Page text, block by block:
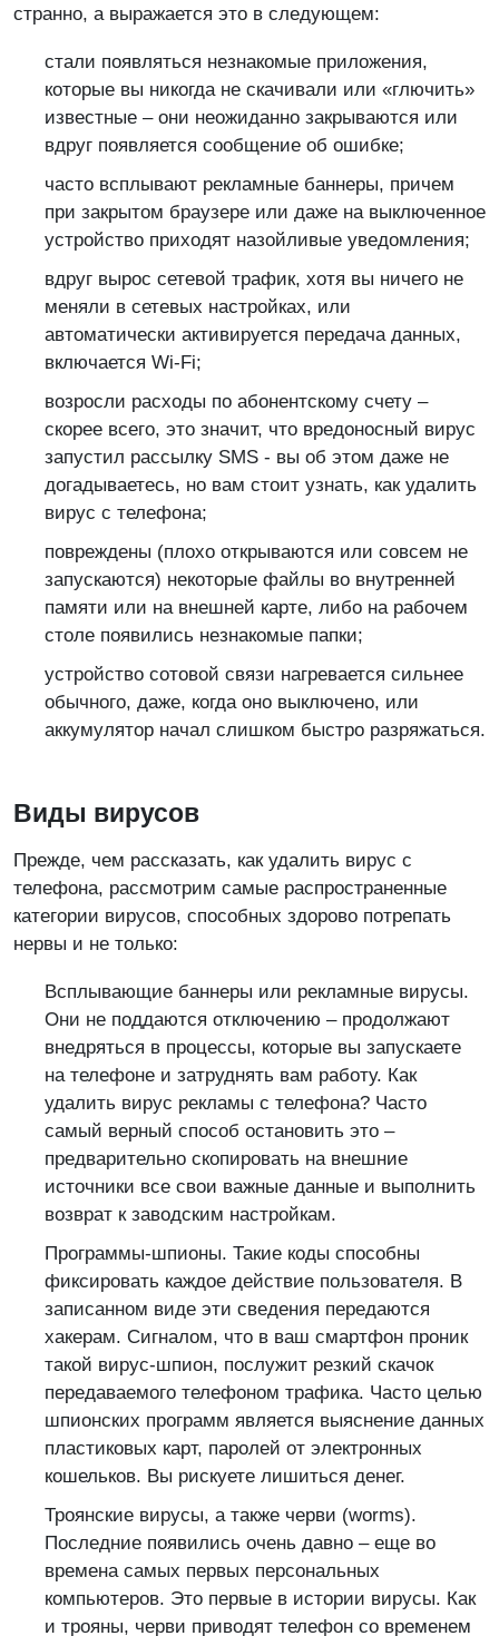
странно, а выражается это в следующем:
стали появляться незнакомые приложения,
которые вы никогда не скачивали или «глючить»
известные – они неожиданно закрываются или
вдруг появляется сообщение об ошибке;
часто всплывают рекламные баннеры, причем
при закрытом браузере или даже на выключенное
устройство приходят назойливые уведомления;
вдруг вырос сетевой трафик, хотя вы ничего не
меняли в сетевых настройках, или
автоматически активируется передача данных,
включается Wi-Fi;
возросли расходы по абонентскому счету –
скорее всего, это значит, что вредоносный вирус
запустил рассылку SMS - вы об этом даже не
догадываетесь, но вам стоит узнать, как удалить
вирус с телефона;
повреждены (плохо открываются или совсем не
запускаются) некоторые файлы во внутренней
памяти или на внешней карте, либо на рабочем
столе появились незнакомые папки;
устройство сотовой связи нагревается сильнее
обычного, даже, когда оно выключено, или
аккумулятор начал слишком быстро разряжаться.
Виды вирусов
Прежде, чем рассказать, как удалить вирус с
телефона, рассмотрим самые распространенные
категории вирусов, способных здорово потрепать
нервы и не только:
Всплывающие баннеры или рекламные вирусы.
Они не поддаются отключению – продолжают
внедряться в процессы, которые вы запускаете
на телефоне и затруднять вам работу. Как
удалить вирус рекламы с телефона? Часто
самый верный способ остановить это –
предварительно скопировать на внешние
источники все свои важные данные и выполнить
возврат к заводским настройкам.
Программы-шпионы. Такие коды способны
фиксировать каждое действие пользователя. В
записанном виде эти сведения передаются
хакерам. Сигналом, что в ваш смартфон проник
такой вирус-шпион, послужит резкий скачок
передаваемого телефоном трафика. Часто целью
шпионских программ является выяснение данных
пластиковых карт, паролей от электронных
кошельков. Вы рискуете лишиться денег.
Троянские вирусы, а также черви (worms).
Последние появились очень давно – еще во
времена самых первых персональных
компьютеров. Это первые в истории вирусы. Как
и трояны, черви приводят телефон со временем